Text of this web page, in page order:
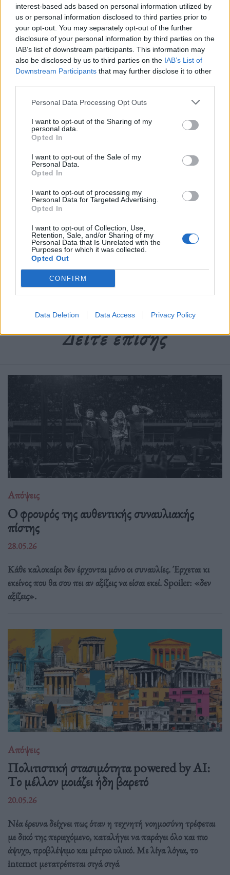
interest-based ads based on personal information utilized by
us or personal information disclosed to third parties prior to
your opt-out. You may separately opt-out of the further
disclosure of your personal information by third parties on the
IAB’s list of downstream participants. This information may
also be disclosed by us to third parties on the IAB’s List of
Downstream Participants that may further disclose it to other
Personal Data Processing Opt Outs
I want to opt-out of the Sharing of my
personal data.
Opted In
I want to opt-out of the Sale of my
Personal Data.
Opted In
I want to opt-out of processing my
Personal Data for Targeted Advertising.
Opted In
I want to opt-out of Collection, Use,
Retention, Sale, and/or Sharing of my
Personal Data that Is Unrelated with the
Purposes for which it was collected.
Opted Out
CONFIRM
Data Deletion Data Access Privacy Policy
Αυτή τη φορά επέστρεψε με επισιτιστικές
συμβουλές για αστέγους – ομολογουμένως
ριζοσπαστικές.
Διαβάστε περισσότερα→
Δημοσιεύθηκε σεΑπόψεις| Taggedtweet,αποψεις
επισιτιστικές συμβουλες,Στέφανος Τσίτσιπας
Δείτε επίσης
Απόψεις
O φρουρός της αυθεντικής συναυλιακής
πίστης
28.05.26
Κάθε καλοκαίρι δεν έρχονται μόνο οι συναυλίες. Έρχεται κι
εκείνος που θα σου πει αν αξίζεις να είσαι εκεί. Spoiler: «δεν
αξίζεις».
Απόψεις
Πολιτιστική στασιμότητα powered by AI:
Tο μέλλον μοιάζει ήδη βαρετό
20.05.26
Νέα έρευνα δείχνει πως όταν η τεχνητή νοημοσύνη τρέφεται
με δικό της περιεχόμενο, καταλήγει να παράγει όλο και πιο
άψυχο, προβλέψιμο και μέτριο υλικό. Με λίγα λόγια, το
internet μετατρέπεται σιγά σιγά